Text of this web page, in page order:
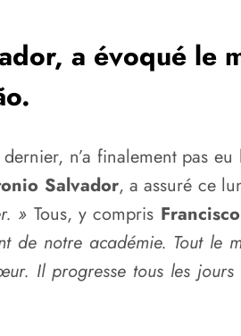
a évoqué le
n’a finalement pas
Salvador, a assuré ce
» Tous, y compris
de notre académie. Tout le
Il progresse tous les jours